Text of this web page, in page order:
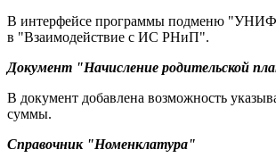
В интерфейсе программы подменю
в "Взаимодействие с ИС РНиП".
Документ "Начисление родительской
В документ добавлена возможность
суммы.
Справочник "Номенклатура"